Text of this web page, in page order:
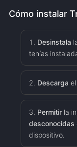
Cómo instalar
Desinstala
tenías
Descarga
Permitirla
desconocidas
dispositivo.